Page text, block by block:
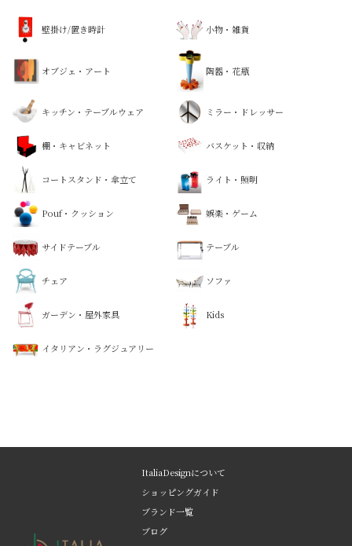
壁掛け/置き時計 小物・雑貨
オブジェ・アート 陶器・花瓶
キッチン・テーブルウェア ミラー・ドレッサー
棚・キャビネット バスケット・収納
コートスタンド・傘立て ライト・照明
Pouf・クッション 娯楽・ゲーム
サイドテーブル テーブル
チェア ソファ
ガーデン・屋外家具 Kids
イタリアン・ラグジュアリー
ItaliaDesignについて
ショッピングガイド
ブランド一覧
ブログ